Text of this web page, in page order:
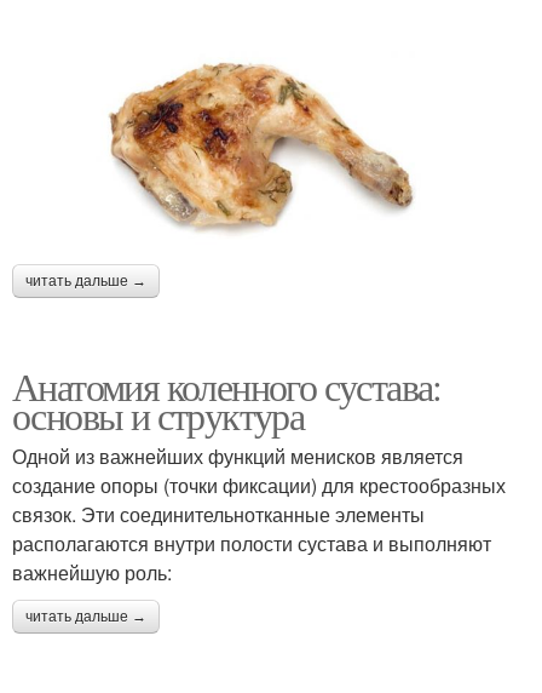
читать дальше →
Анатомия коленного сустава:
основы и структура
Одной из важнейших функций менисков является
создание опоры (точки фиксации) для крестообразных
связок. Эти соединительнотканные элементы
располагаются внутри полости сустава и выполняют
важнейшую роль:
читать дальше →